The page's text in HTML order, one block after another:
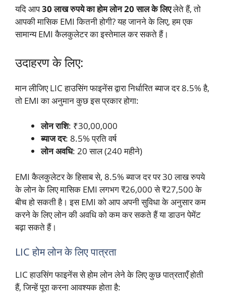
यदि आप30 लाख रुपये का होम लोन20 साल के लिएलेते हैं, तो
आपकी मासिक EMI कितनी होगी? यह जानने के लिए, हम एक
सामान्य EMI कैलकुलेटर का इस्तेमाल कर सकते हैं।
उदाहरण के लिए:
मान लीजिए LIC हाउसिंग फाइनेंस द्वारा निर्धारित ब्याज दर 8.5% है,
तो EMI का अनुमान कुछ इस प्रकार होगा:
लोन राशि: ₹30,00,000
ब्याज दर: 8.5% प्रति वर्ष
लोन अवधि: 20 साल (240 महीने)
EMI कैलकुलेटर के हिसाब से, 8.5% ब्याज दर पर 30 लाख रुपये
के लोन के लिए मासिक EMI लगभग ₹26,000 से ₹27,500 के
बीच हो सकती है। इस EMI को आप अपनी सुविधा के अनुसार कम
करने के लिए लोन की अवधि को कम कर सकते हैं या डाउन पेमेंट
बढ़ा सकते हैं।
LIC होम लोन के लिए पात्रता
LIC हाउसिंग फाइनेंस से होम लोन लेने के लिए कुछ पात्रताएँ होती
हैं, जिन्हें पूरा करना आवश्यक होता है: